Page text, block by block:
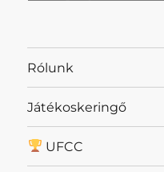
Rólunk
Játékoskeringő
UFCC